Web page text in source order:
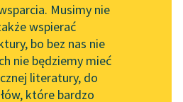
Przewodnik dla piszących i
czytających
API
Musimy nie
wspierać
bo bez nas nie
nie będziemy mieć
literatury, do
które bardzo
Kobiety na tej wyspie
są arcyżywe, za nic
mają swoich mężów, a
bardzo lubią